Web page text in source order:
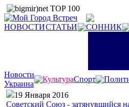
НОВОСТИСТАТЬИ СОННИК
Новости
Украина
КультураСпорт
19 Января 2016
Советский Союз - затянувшийся